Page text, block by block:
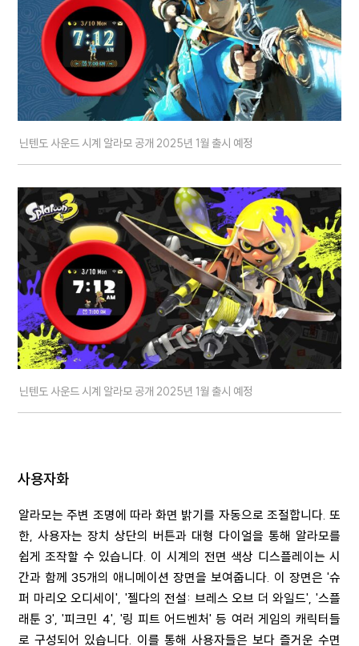
닌텐도 사운드 시계 알라모 공개 2025년 1월 출시 예정
닌텐도 사운드 시계 알라모 공개 2025년 1월 출시 예정
사용자화
알라모는 주변 조명에 따라 화면 밝기를 자동으로 조절합니다. 또
한, 사용자는 장치 상단의 버튼과 대형 다이얼을 통해 알라모를
쉽게 조작할 수 있습니다. 이 시계의 전면 색상 디스플레이는 시
간과 함께 35개의 애니메이션 장면을 보여줍니다. 이 장면은 '슈
퍼 마리오 오디세이', '젤다의 전설: 브레스 오브 더 와일드', '스플
래툰 3', '피크민 4', '링 피트 어드벤처' 등 여러 게임의 캐릭터들
로 구성되어 있습니다. 이를 통해 사용자들은 보다 즐거운 수면